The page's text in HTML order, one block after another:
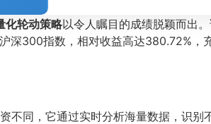
化轮动策略以令人瞩目的成绩脱颖而出
深300指数，相对收益高达380.72%，
同，它通过实时分析海量数据，识别